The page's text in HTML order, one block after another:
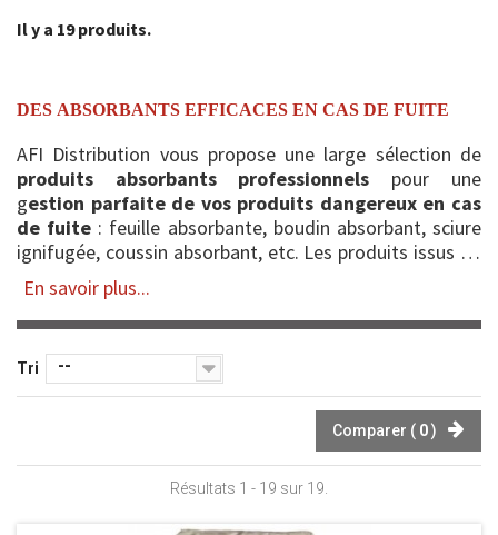
Il y a 19 produits.
DES ABSORBANTS EFFICACES EN CAS DE FUITE
AFI Distribution vous propose une large sélection de
produits absorbants professionnels pour une
gestion parfaite de vos produits dangereux en cas
de fuite : feuille absorbante, boudin absorbant, sciure
ignifugée, coussin absorbant, etc. Les produits issus de
notre gamme d’absorbants sont sélectionnés au...
En savoir plus...
Tri --
Comparer ( 0)
Résultats 1 - 19 sur 19.